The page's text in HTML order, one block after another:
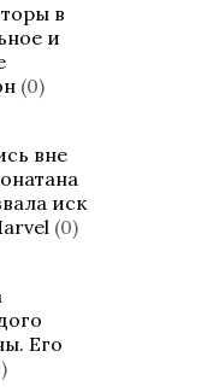
в
и
(0)
вне
иск
(0)
Его